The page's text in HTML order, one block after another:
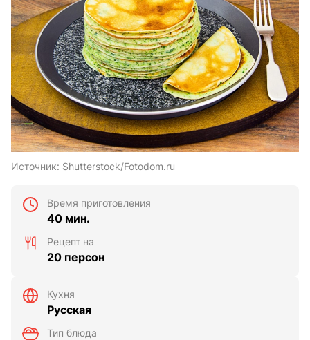
Источник: Shutterstock/Fotodom.ru
Время приготовления
40 мин.
Рецепт на
20 персон
Кухня
Русская
Тип блюда